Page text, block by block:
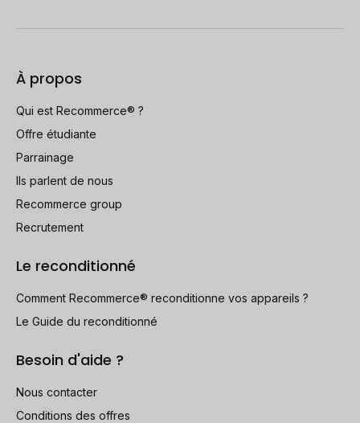
À propos
Qui est Recommerce® ?
Offre étudiante
Parrainage
Ils parlent de nous
Recommerce group
Recrutement
Le reconditionné
Comment Recommerce® reconditionne vos appareils ?
Le Guide du reconditionné
Besoin d'aide ?
Nous contacter
Conditions des offres